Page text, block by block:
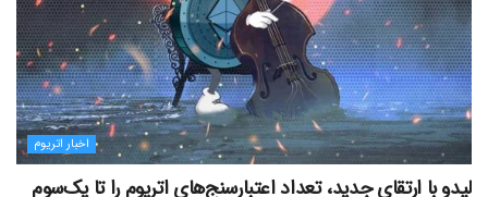
اخبار اتریوم
لیدو با ارتقای جدید، تعداد اعتبارسنج‌های اتریوم را تا یک‌سوم